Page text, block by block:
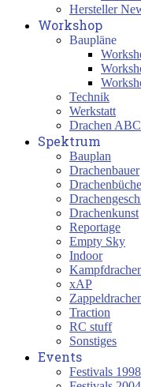
Hersteller
Workshop
Baupläne
Technik
Werkstatt
Drachen ABC
Spektrum
Bauplan
Drachenbauer
Drachenkunst
Reportage
Empty Sky
Indoor
xAP
Traction
RC stuff
Sonstiges
Events
Festivals